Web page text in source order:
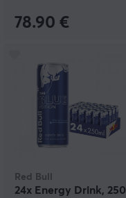
78.90 €
Red Bull
24x Energy Drink, 250